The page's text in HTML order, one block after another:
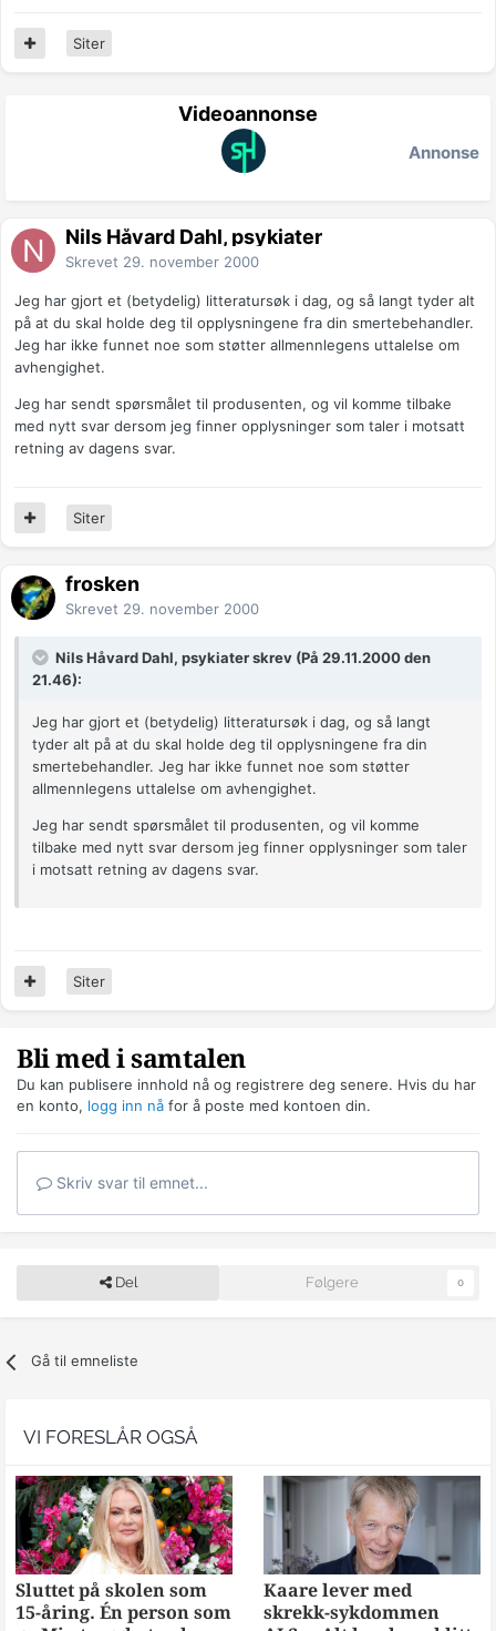
Siter
Videoannonse
Annonse
Nils Håvard Dahl, psykiater
Skrevet 29. november 2000
Jeg har gjort et (betydelig) litteratursøk i dag, og så langt tyder alt
på at du skal holde deg til opplysningene fra din smertebehandler.
Jeg har ikke funnet noe som støtter allmennlegens uttalelse om
avhengighet.
Jeg har sendt spørsmålet til produsenten, og vil komme tilbake
med nytt svar dersom jeg finner opplysninger som taler i motsatt
retning av dagens svar.
Siter
frosken
Skrevet 29. november 2000
Nils Håvard Dahl, psykiater skrev (På 29.11.2000 den
21.46):
Jeg har gjort et (betydelig) litteratursøk i dag, og så langt
tyder alt på at du skal holde deg til opplysningene fra din
smertebehandler. Jeg har ikke funnet noe som støtter
allmennlegens uttalelse om avhengighet.
Jeg har sendt spørsmålet til produsenten, og vil komme
tilbake med nytt svar dersom jeg finner opplysninger som taler
i motsatt retning av dagens svar.
Siter
Bli med i samtalen
Du kan publisere innhold nå og registrere deg senere. Hvis du har
en konto, logg inn nå for å poste med kontoen din.
Skriv svar til emnet...
Del Følgere 0
Gå til emneliste
VI FORESLÅR OGSÅ
Sluttet på skolen som
15-åring. Én person som
Kaare lever med
skrekk-sykdommen